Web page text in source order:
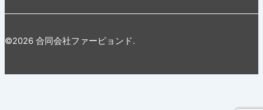
©2026 合同会社ファーピョンド.